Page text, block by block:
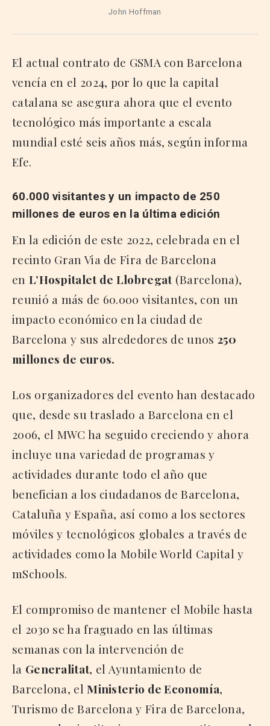
John Hoffman
El actual contrato de GSMA con Barcelona
vencía en el 2024, por lo que la capital
catalana se asegura ahora que el evento
tecnológico más importante a escala
mundial esté seis años más, según informa
Efe.
60.000 visitantes y un impacto de 250
millones de euros en la última edición
En la edición de este 2022, celebrada en el
recinto Gran Via de Fira de Barcelona
en L’Hospitalet de Llobregat(Barcelona),
reunió a más de 60.000 visitantes, con un
impacto económico en la ciudad de
Barcelona y sus alrededores de unos 250
millones de euros.
Los organizadores del evento han destacado
que, desde su traslado a Barcelona en el
2006, el MWC ha seguido creciendo y ahora
incluye una variedad de programas y
actividades durante todo el año que
benefician a los ciudadanos de Barcelona,
Cataluña y España, así como a los sectores
móviles y tecnológicos globales a través de
actividades como la Mobile World Capital y
mSchools.
El compromiso de mantener el Mobile hasta
el 2030 se ha fraguado en las últimas
semanas con la intervención de
la Generalitat, el Ayuntamiento de
Barcelona, elMinisterio de Economía,
Turismo de Barcelona y Fira de Barcelona,